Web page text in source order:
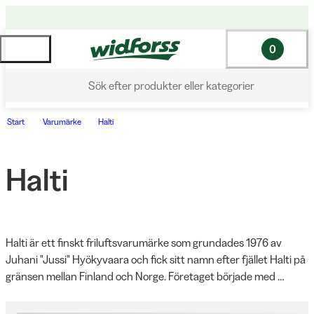
Sök efter produkter eller kategorier
0
Start Varumärke Halti
Halti
Halti är ett finskt friluftsvarumärke som grundades 1976 av
Juhani "Jussi" Hyökyvaara och fick sitt namn efter fjället Halti på
gränsen mellan Finland och Norge. Företaget började med
funktionella friluftskläder och utrustning anpassade för nordiskt